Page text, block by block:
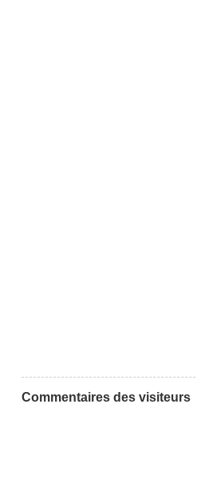
Commentaires des visiteurs